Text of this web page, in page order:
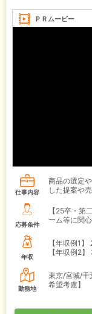
ＰＲムービー
仕事内容
商品の選定
した提案や
応募条件
【25卒・第
ーム等に関
年収
【年収例1】
【年収例2】
勤務地
東京/宮城/千
希望考慮】